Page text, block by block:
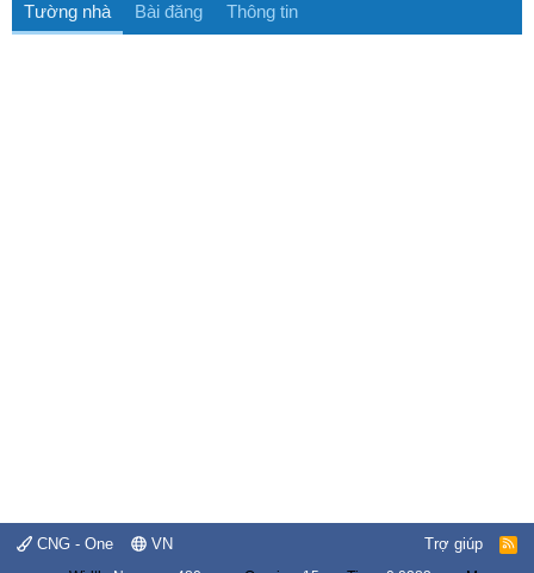
Tường nhà Bài đăng Thông tin
CNG - One VN Trợ giúp
R